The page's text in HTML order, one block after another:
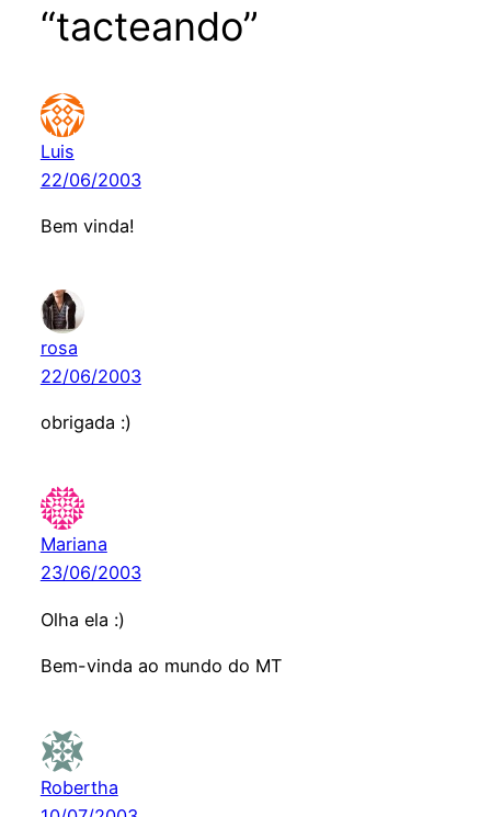
“tacteando”
Luis
22/06/2003
Bem vinda!
rosa
22/06/2003
obrigada :)
Mariana
23/06/2003
Olha ela :)
Bem-vinda ao mundo do MT
Robertha